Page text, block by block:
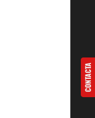
CONTACTA